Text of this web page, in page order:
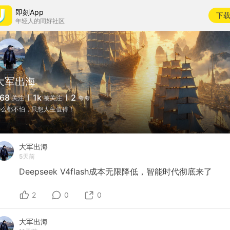
即刻App
年轻人的同好社区
下载
军出海
关注 1k 被关注 2 夸夸
都不怕，只想人生值得！
大军出海
5天前
Deepseek V4flash成本无限降低，智能时代彻底来了
2 0 0
大军出海